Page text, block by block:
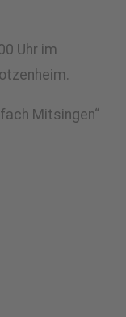
Uhr im
Mitsingen“